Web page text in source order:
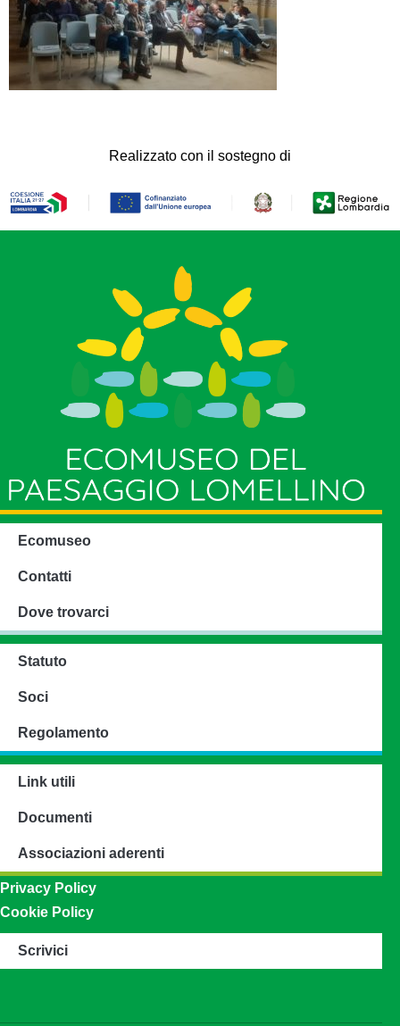
Realizzato con il sostegno di
Ecomuseo
Contatti
Dove trovarci
Statuto
Soci
Regolamento
Link utili
Documenti
Associazioni aderenti
Privacy Policy
Cookie Policy
Scrivici